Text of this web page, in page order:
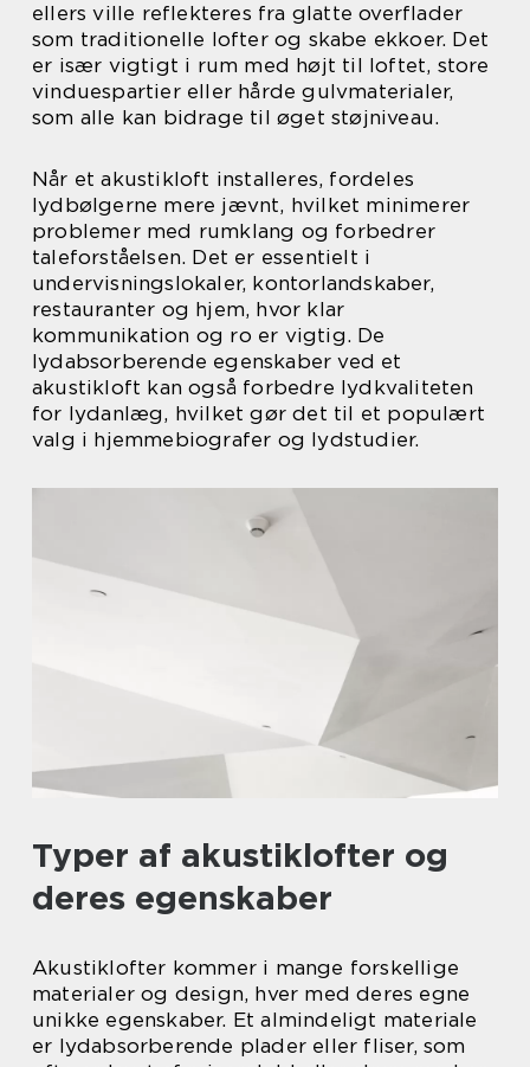
ellers ville reflekteres fra glatte overflader
som traditionelle lofter og skabe ekkoer. Det
er især vigtigt i rum med højt til loftet, store
vinduespartier eller hårde gulvmaterialer,
som alle kan bidrage til øget støjniveau.
Når et akustikloft installeres, fordeles
lydbølgerne mere jævnt, hvilket minimerer
problemer med rumklang og forbedrer
taleforståelsen. Det er essentielt i
undervisningslokaler, kontorlandskaber,
restauranter og hjem, hvor klar
kommunikation og ro er vigtig. De
lydabsorberende egenskaber ved et
akustikloft kan også forbedre lydkvaliteten
for lydanlæg, hvilket gør det til et populært
valg i hjemmebiografer og lydstudier.
Typer af akustiklofter og
deres egenskaber
Akustiklofter kommer i mange forskellige
materialer og design, hver med deres egne
unikke egenskaber. Et almindeligt materiale
er lydabsorberende plader eller fliser, som